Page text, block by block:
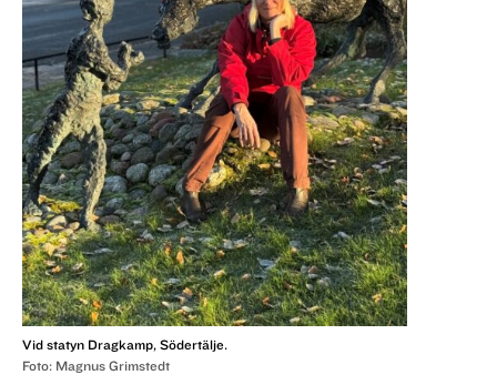
Vid statyn Dragkamp, Södertälje.
Foto: Magnus Grimstedt